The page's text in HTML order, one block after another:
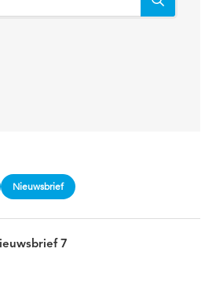
Nieuwsbrief
7